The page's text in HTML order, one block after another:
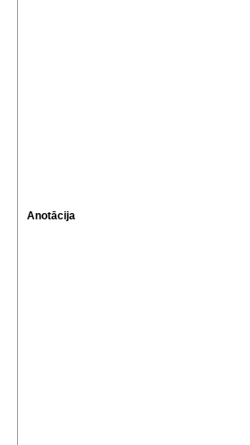
Anotācija